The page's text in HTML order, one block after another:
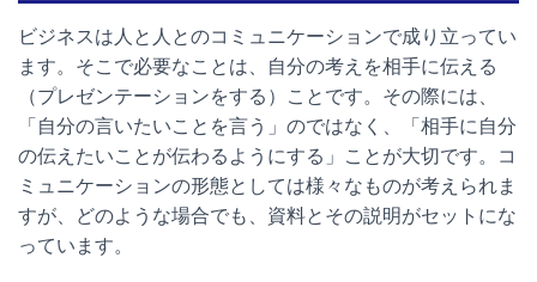
ビジネスは人と人とのコミュニケーションで成り立ってい
ます。そこで必要なことは、自分の考えを相手に伝える
（プレゼンテーションをする）ことです。その際には、
「自分の言いたいことを言う」のではなく、「相手に自分
の伝えたいことが伝わるようにする」ことが大切です。コ
ミュニケーションの形態としては様々なものが考えられま
すが、どのような場合でも、資料とその説明がセットにな
っています。